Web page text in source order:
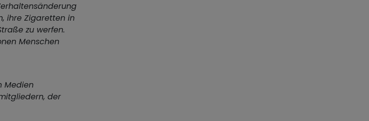
ihre Zigaretten in
zu werfen.
Menschen
Medien
der